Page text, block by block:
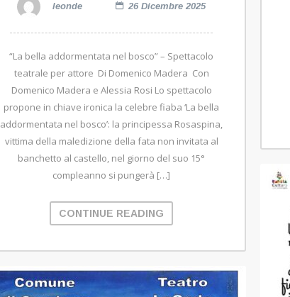
leonde 26 Dicembre 2025
“La bella addormentata nel bosco” – Spettacolo
teatrale per attore Di Domenico Madera Con
Domenico Madera e Alessia Rosi Lo spettacolo
propone in chiave ironica la celebre fiaba ‘La bella
addormentata nel bosco’: la principessa Rosaspina,
vittima della maledizione della fata non invitata al
banchetto al castello, nel giorno del suo 15°
compleanno si pungerà […]
CONTINUE READING